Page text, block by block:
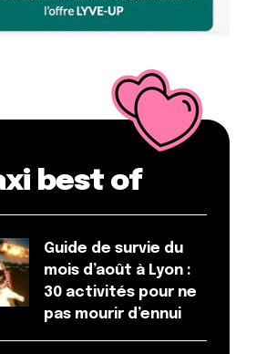
best of
Guide de survie du
mois d’août à Lyon :
30 activités pour ne
pas mourir d’ennui